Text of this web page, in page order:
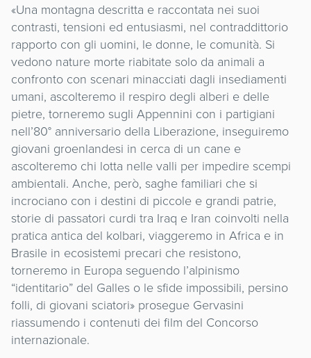
«Una montagna descritta e raccontata nei suoi
contrasti, tensioni ed entusiasmi, nel contraddittorio
rapporto con gli uomini, le donne, le comunità. Si
vedono nature morte riabitate solo da animali a
confronto con scenari minacciati dagli insediamenti
umani, ascolteremo il respiro degli alberi e delle
pietre, torneremo sugli Appennini con i partigiani
nell’80° anniversario della Liberazione, inseguiremo
giovani groenlandesi in cerca di un cane e
ascolteremo chi lotta nelle valli per impedire scempi
ambientali. Anche, però, saghe familiari che si
incrociano con i destini di piccole e grandi patrie,
storie di passatori curdi tra Iraq e Iran coinvolti nella
pratica antica del kolbari, viaggeremo in Africa e in
Brasile in ecosistemi precari che resistono,
torneremo in Europa seguendo l’alpinismo
“identitario” del Galles o le sfide impossibili, persino
folli, di giovani sciatori» prosegue Gervasini
riassumendo i contenuti dei film del Concorso
internazionale.